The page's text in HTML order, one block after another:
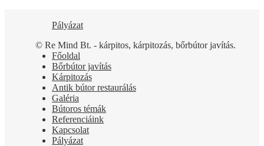
Pályázat
© Re Mind Bt. - kárpitos, kárpitozás, bőrbútor javítás.
Főoldal
Bőrbútor javítás
Kárpitozás
Antik bútor restaurálás
Galéria
Bútoros témák
Referenciáink
Kapcsolat
Pályázat